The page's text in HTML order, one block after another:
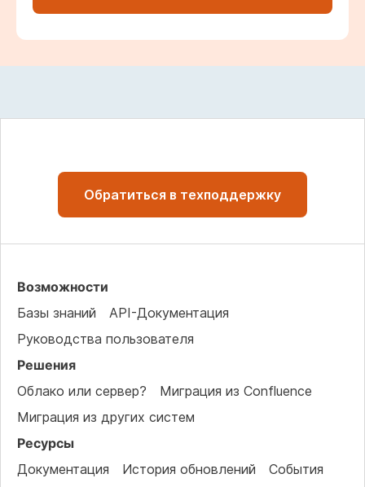
Обратиться в техподдержку
Возможности
Базы знаний
API-Документация
Руководства пользователя
Решения
Облако или сервер?
Миграция из Confluence
Миграция из других систем
Ресурсы
Документация
История обновлений События